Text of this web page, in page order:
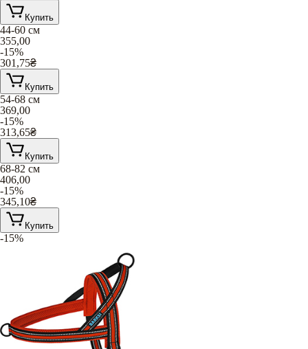
Купить
44-60 см
355,00
-15%
301,75₴
Купить
54-68 см
369,00
-15%
313,65₴
Купить
68-82 см
406,00
-15%
345,10₴
Купить
-15%